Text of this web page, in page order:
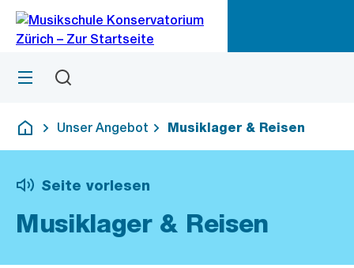
Navigation
Sprunglink
Menü
Deutsch
Unser Angebot Musiklager & Reisen
Seite vorlesen
Musiklager & Reisen